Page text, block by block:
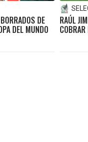
DE
DEL MUNDO
RAÚL
COBRAR